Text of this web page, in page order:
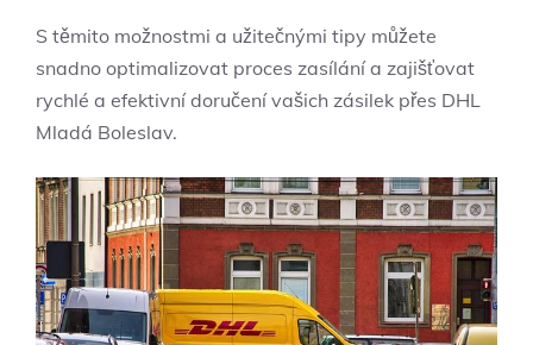
S těmito možnostmi a užitečnými tipy můžete
snadno optimalizovat proces zasílání a zajišťovat
rychlé a efektivní doručení vašich zásilek přes DHL
Mladá Boleslav.